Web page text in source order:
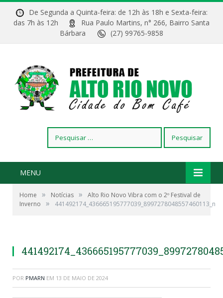
De Segunda a Quinta-feira: de 12h às 18h e Sexta-feira:
das 7h às 12h
Rua Paulo Martins, n° 266, Bairro Santa
Bárbara
(27) 99765-9858
por:
MENU
Home » Notícias »
Alto Rio Novo Vibra com o 2º Festival de
Inverno
» 441492174_436665195777039_8997278048557460113_n
POR PMARN EM 13 DE MAIO DE 2024